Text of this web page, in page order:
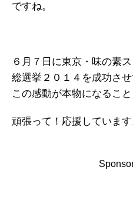
ですね。
６月７日に東京・味の素
総選挙２０１４を成功させ
この感動が本物になるこ
頑張って！応援しています